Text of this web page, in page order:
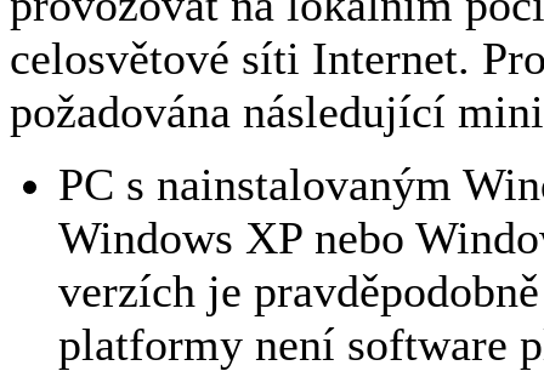
celosvětové síti Internet.
požadována následující
PC s nainstalovaným
Windows XP nebo
verzích je
platformy není software